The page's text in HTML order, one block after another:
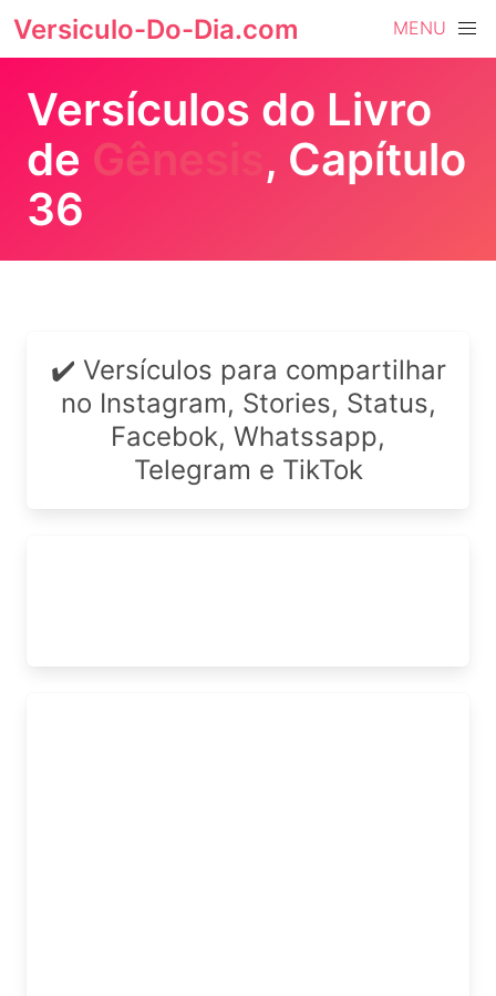
Versiculo-Do-Dia.com MENU
Versículos do Livro
de Gênesis , Capítulo
36
✔️ Versículos para compartilhar
no Instagram, Stories, Status,
Facebok, Whatssapp,
Telegram e TikTok